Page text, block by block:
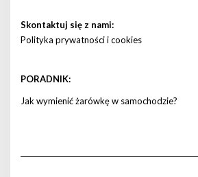
Skontaktuj się z nami:
Polityka prywatności i cookies
PORADNIK:
Jak wymienić żarówkę w samochodzie?